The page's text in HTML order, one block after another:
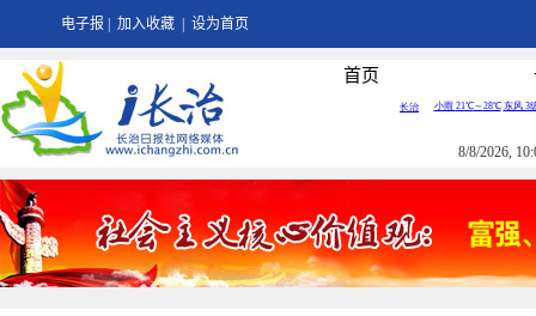
电子报 加入收藏 设为首页
首页
8/8/2026,